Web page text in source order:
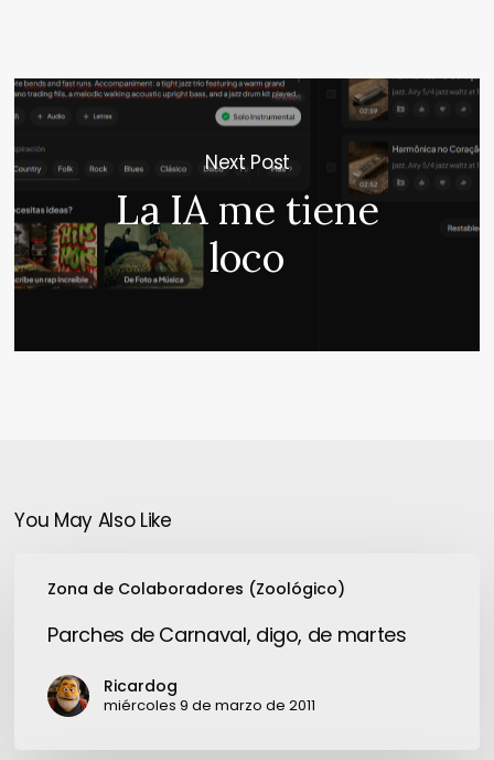
Next Post
La IA me tiene
loco
You May Also Like
Zona de Colaboradores (Zoológico)
digo,
martes
Parches de Carnaval, digo, de martes
Ricardog
miércoles 9 de marzo de 2011